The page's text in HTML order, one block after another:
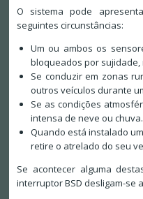
O sistema pode
seguintes circunstâncias:
Um ou ambos os
bloqueados por
Se conduzir em zonas
outros veículos durante
Se as condições
intensa de neve ou chuva.
Quando está instalado
retire o atrelado do seu
Se acontecer alguma
interruptor BSD desligam-se